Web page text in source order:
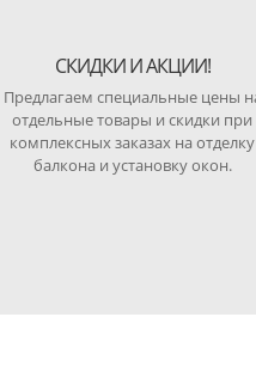
СКИДКИ И АКЦИИ!
Предлагаем специальные цены
отдельные товары и скидки при
комплексных заказах на отделку
балкона и установку окон.